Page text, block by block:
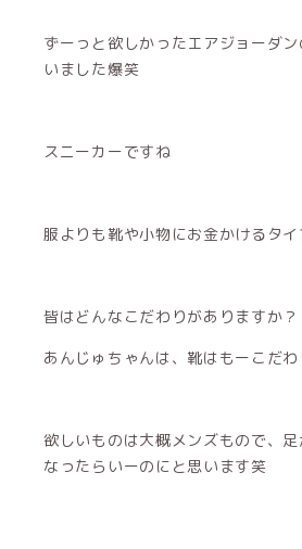
ずーっと欲しかったエアジョーダ
いました爆笑
スニーカーですね
服よりも靴や小物にお金かけるタ
皆はどんなこだわりがありますか？
あんじゅちゃんは、靴はもーこだ
欲しいものは大概メンズもので、足
なったらいーのにと思います笑